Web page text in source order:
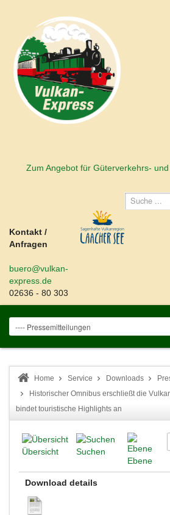
Zum Angebot für Güterverkehrs-
Kontakt /
Anfragen
buero@vulkan-
express.de
02636 - 80 303
Home Service Downloads
Historischer Omnibus erschließt die
bindet touristische Highlights an
Übersicht
Suchen
Ebene
Download details